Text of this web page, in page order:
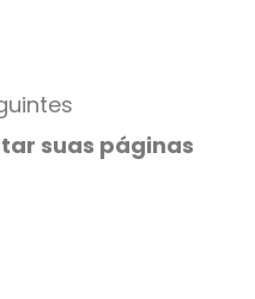
suas páginas